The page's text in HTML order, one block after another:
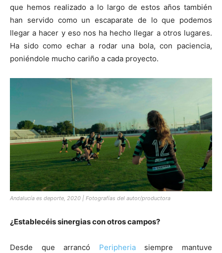
que hemos realizado a lo largo de estos años también
han servido como un escaparate de lo que podemos
llegar a hacer y eso nos ha hecho llegar a otros lugares.
Ha sido como echar a rodar una bola, con paciencia,
poniéndole mucho cariño a cada proyecto.
Andalucía es deporte, 2020 | Fotografías del autor/productora
¿Establecéis sinergias con otros campos?
Desde que arrancó Peripheriasiempre mantuve